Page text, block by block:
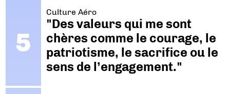
Culture Aéro
"Des valeurs qui me sont
chères comme le courage, le
patriotisme, le sacrifice ou le
sens de l’engagement."